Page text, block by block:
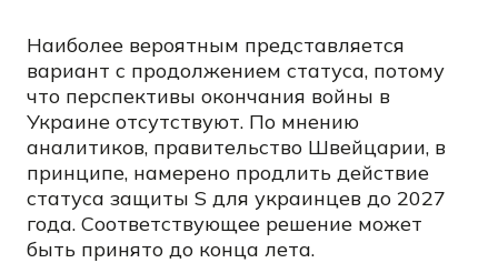
Наиболее вероятным представляется
вариант с продолжением статуса, потому
что перспективы окончания войны в
Украине отсутствуют. По мнению
аналитиков, правительство Швейцарии, в
принципе, намерено продлить действие
статуса защиты S для украинцев до 2027
года. Соответствующее решение может
быть принято до конца лета.